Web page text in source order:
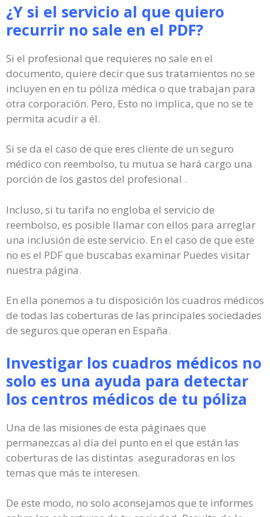
¿Y si el servicio al que quiero
recurrir no sale en el PDF?
Si el profesional que requieres no sale en el
documento, quiere decir que sus tratamientos no se
incluyen en en tu póliza médica o que trabajan para
otra corporación. Pero, Esto no implica, que no se te
permita acudir a él.
Si se da el caso de que eres cliente de un seguro
médico con reembolso, tu mutua se hará cargo una
porción de los gastos del profesional .
Incluso, si tu tarifa no engloba el servicio de
reembolso, es posible llamar con ellos para arreglar
una inclusión de este servicio. En el caso de que este
no es el PDF que buscabas examinar Puedes visitar
nuestra página.
En ella ponemos a tu disposición los cuadros médicos
de todas las coberturas de las principales sociedades
de seguros que operan en España.
Investigar los cuadros médicos no
solo es una ayuda para detectar
los centros médicos de tu póliza
Una de las misiones de esta páginaes que
permanezcas al día del punto en el que están las
coberturas de las distintas aseguradoras en los
temas que más te interesen.
De este modo, no solo aconsejamos que te informes